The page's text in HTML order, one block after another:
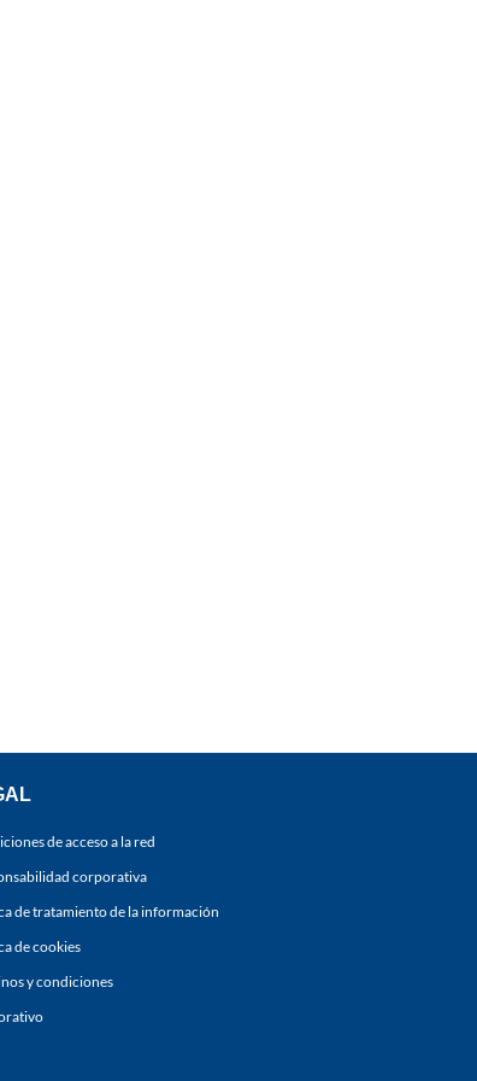
de acceso a la red
corporativa
de tratamiento de la información
de cookies
y condiciones